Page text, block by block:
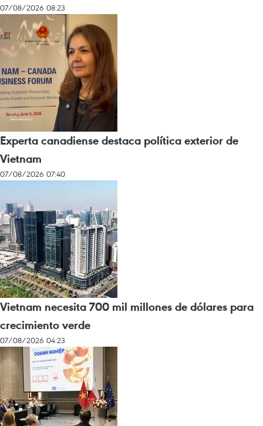
07/08/2026 08:23
Experta canadiense destaca política exterior de
Vietnam
07/08/2026 07:40
Vietnam necesita 700 mil millones de dólares para
crecimiento verde
07/08/2026 04:23